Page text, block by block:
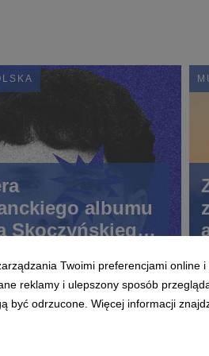
albumu
Skoczyńskiego.
zapisTwoimi preferencjami online
reklamy i ulepszony sposób
być odrzucone. Więcej informacji